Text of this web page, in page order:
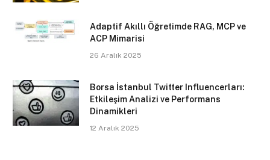
Adaptif Akıllı Öğretimde RAG, MCP ve
ACP Mimarisi
26 Aralık 2025
Borsa İstanbul Twitter Influencerları:
Etkileşim Analizi ve Performans
Dinamikleri
12 Aralık 2025